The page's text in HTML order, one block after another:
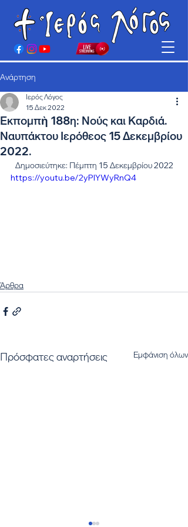
Ανάρτηση
Εκπομπὴ 188η: Νούς και Καρδιά.
Ναυπάκτου Ιερόθεος 15 Δεκεμβρίου
2022.
Ιερός Λόγος
15 Δεκ 2022
Δημοσιεύτηκε: Πέμπτη 15 Δεκεμβρίου 2022
https://youtu.be/2yPlYWyRnQ4
Άρθρα
Πρόσφατες αναρτήσεις Εμφάνιση όλων